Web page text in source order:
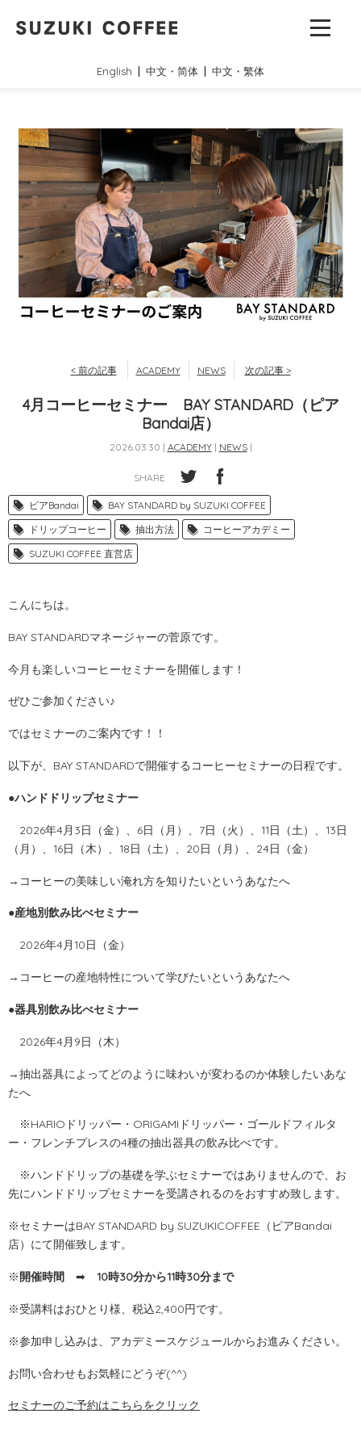
English 中文・简体 中文・繁体
< 前の記事 ACADEMY NEWS 次の記事 >
4月コーヒーセミナー BAY STANDARD（ピア
Bandai店）
2026.03.30 | ACADEMY| NEWS|
SHARE
ピアBandai
BAY STANDARD by SUZUKI COFFEE
ドリップコーヒー
抽出方法
コーヒーアカデミー
SUZUKI COFFEE 直営店
こんにちは。
BAY STANDARDマネージャーの菅原です。
今月も楽しいコーヒーセミナーを開催します！
ぜひご参加ください♪
ではセミナーのご案内です！！
以下が、BAY STANDARDで開催するコーヒーセミナーの日程です。
●ハンドドリップセミナー
2026年4月3日（金）、6日（月）、7日（火）、11日（土）、13日
（月）、16日（木）、18日（土）、20日（月）、24日（金）
→コーヒーの美味しい淹れ方を知りたいというあなたへ
●産地別飲み比べセミナー
2026年4月10日（金）
→コーヒーの産地特性について学びたいというあなたへ
●器具別飲み比べセミナー
2026年4月9日（木）
→抽出器具によってどのように味わいが変わるのか体験したいあな
たへ
※HARIOドリッパー・ORIGAMIドリッパー・ゴールドフィルタ
ー・フレンチプレスの4種の抽出器具の飲み比べです。
※ハンドドリップの基礎を学ぶセミナーではありませんので、 お
先にハンドドリップセミナーを受講されるのをおすすめ致します。
※セミナーはBAY STANDARD by SUZUKICOFFEE（ピアBandai
店）にて開催致します。
※開催時間 ➡ 10時30分から11時30分まで
※受講料はおひとり様、税込2,400円です。
※参加申し込みは、アカデミースケジュールからお進みください。
お問い合わせもお気軽にどうぞ(^^)
セミナーのご予約はこちらをクリック